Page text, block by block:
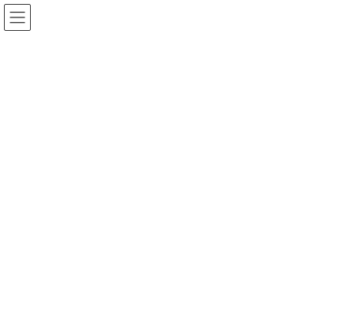
コ
ン
ナ
ビ